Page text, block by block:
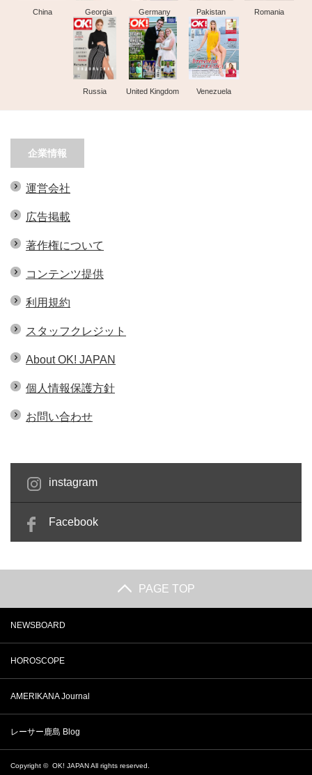
China Georgia Germany Pakistan Romania
Russia United Kingdom Venezuela
企業情報
運営会社
広告掲載
著作権について
コンテンツ提供
利用規約
スタッフクレジット
About OK! JAPAN
個人情報保護方針
お問い合わせ
instagram
Facebook
PAGE TOP
NEWSBOARD
HOROSCOPE
AMERIKANA Journal
レーサー鹿島 Blog
Copyright © OK! JAPANAll rights reserved.